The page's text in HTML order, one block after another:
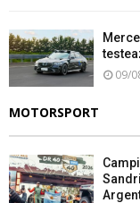
09/
MOTORSPORT